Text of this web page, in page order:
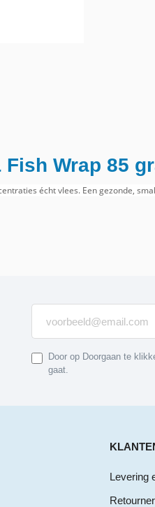
Wrap 85
écht vlees. Een gezonde,
Door op Doorgaan te
gaat.
Levering